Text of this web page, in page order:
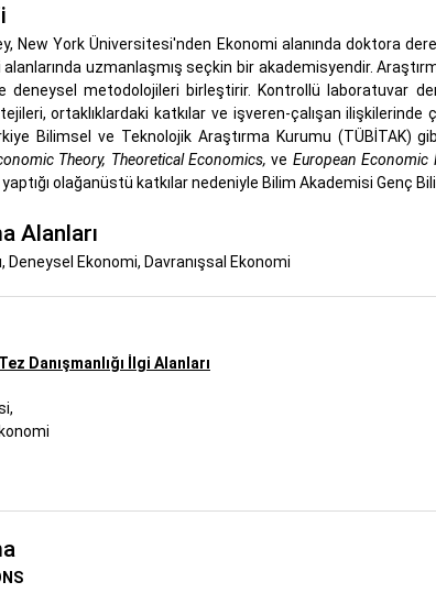
New York Üniversitesi'nden Ekonomi alanında doktora
uzmanlaşmış seçkin bir akademisyendir.
deneysel metodolojileri birleştirir. Kontrollü laboratuvar
ortaklıklardaki katkılar ve işveren-çalışan ilişkilerinde
Bilimsel ve Teknolojik Araştırma Kurumu (TÜBİTAK)
Theory, Theoretical Economics, ve European Economic
yaptığı olağanüstü katkılar nedeniyle Bilim Akademisi Genç
Alanları
Deneysel Ekonomi, Davranışsal Ekonomi
Danışmanlığı İlgi Alanları